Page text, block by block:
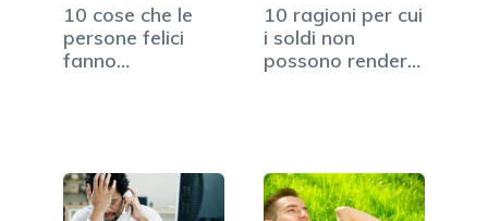
10 cose che le
persone felici
fanno
10 ragioni per cui
i soldi non
possono renderti